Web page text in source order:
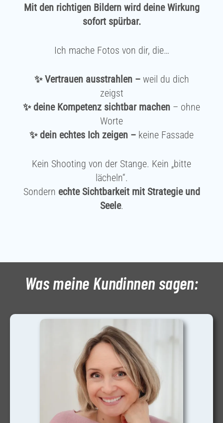
Mit den richtigen Bildern wird deine Wirkung
sofort spürbar.
Ich mache Fotos von dir, die…
✨ Vertrauen ausstrahlen – weil du dich
zeigst
✨ deine Kompetenz sichtbar machen – ohne
Worte
✨ dein echtes Ich zeigen – keine Fassade
Kein Shooting von der Stange. Kein „bitte
lächeln“.
Sondern echte Sichtbarkeit mit Strategie und
Seele.
Was meine Kundinnen sagen: